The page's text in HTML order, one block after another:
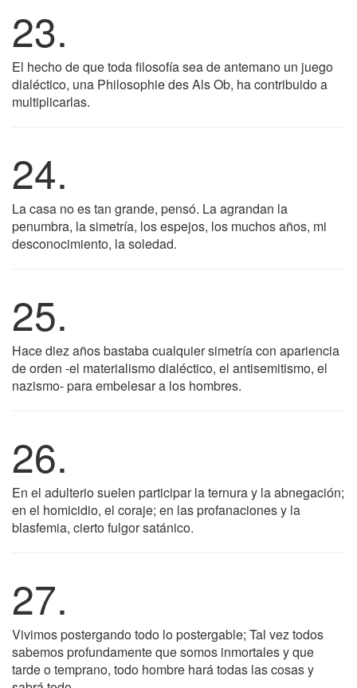
23.
El hecho de que toda filosofía sea de antemano un juego
dialéctico, una Philosophie des Als Ob, ha contribuido a
multiplicarlas.
24.
La casa no es tan grande, pensó. La agrandan la
penumbra, la simetría, los espejos, los muchos años, mi
desconocimiento, la soledad.
25.
Hace diez años bastaba cualquier simetría con apariencia
de orden -el materialismo dialéctico, el antisemitismo, el
nazismo- para embelesar a los hombres.
26.
En el adulterio suelen participar la ternura y la abnegación;
en el homicidio, el coraje; en las profanaciones y la
blasfemia, cierto fulgor satánico.
27.
Vivimos postergando todo lo postergable; Tal vez todos
sabemos profundamente que somos inmortales y que
tarde o temprano, todo hombre hará todas las cosas y